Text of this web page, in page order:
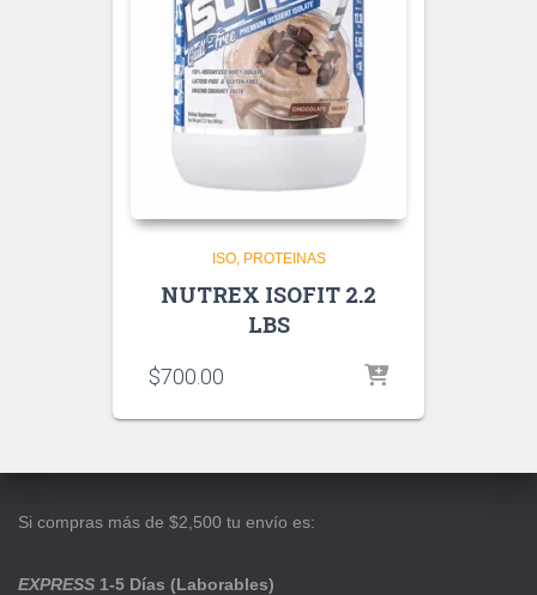
ISO PROTEINAS
NUTREX ISOFIT 2.2
LBS
$700.00
Si compras más de $2,500 tu envío es:
EXPRESS 1-5 Días (Laborables)